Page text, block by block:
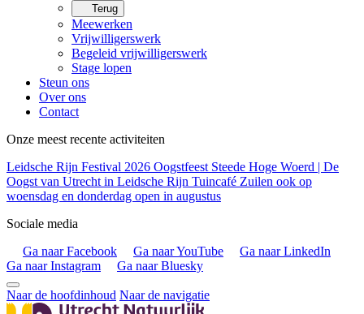
Terug
Meewerken
Vrijwilligerswerk
Begeleid vrijwilligerswerk
Stage lopen
Steun ons
Over ons
Contact
Onze meest recente activiteiten
Leidsche Rijn Festival 2026 Oogstfeest Steede Hoge Woerd | De
Oogst van Utrecht in Leidsche Rijn Tuincafé Zuilen ook op
woensdag en donderdag open in augustus
Sociale media
Ga naar Facebook
Ga naar YouTube
Ga naar LinkedIn
Ga naar Instagram
Ga naar Bluesky
Naar de hoofdinhoud Naar de navigatie